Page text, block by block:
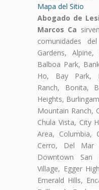
Mapa del Sitio
Abogado de
Marcos Ca
comunidades
Gardens,
Balboa Park,
Ho, Bay Park,
Ranch, Bonita,
Heights,
Mountain Ranch,
Chula Vista, City
Area, Columbia,
Cerro, Del Mar
Downtown
Village, Egger
Emerald Hills,